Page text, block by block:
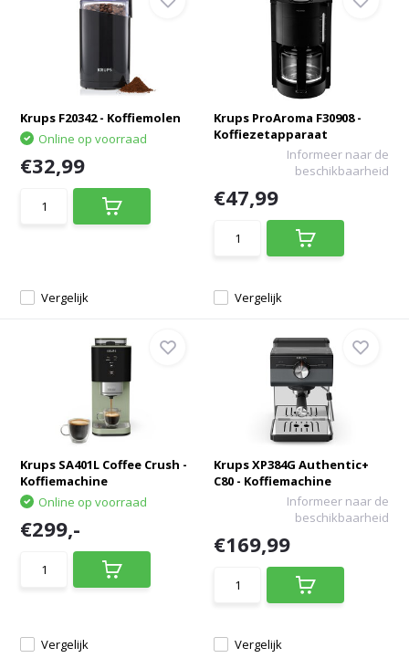
Krups F20342 - Koffiemolen
Vergelijk
Online op voorraad
€32,99
Krups ProAroma F30908 -
Koffiezetapparaat
Vergelijk
Informeer naar de
beschikbaarheid
€47,99
Krups SA401L Coffee Crush -
Koffiemachine
Vergelijk
Online op voorraad
€299,-
Krups XP384G Authentic+
C80 - Koffiemachine
Vergelijk
Informeer naar de
beschikbaarheid
€169,99